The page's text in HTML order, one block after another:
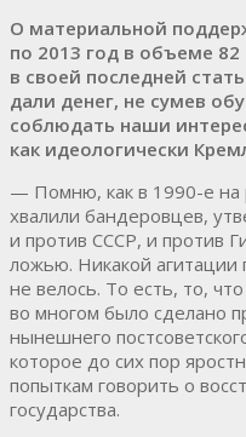
О материальной
по 2013 год в объеме
в своей последней
дали денег, не сумев
соблюдать наши
как идеологически
— Помню, как в 1990-е на
хвалили бандеровцев,
и против СССР, и против
ложью. Никакой агитации
не велось. То есть, то,
во многом было сделано
нынешнего
которое до сих пор
попыткам говорить о
государства.